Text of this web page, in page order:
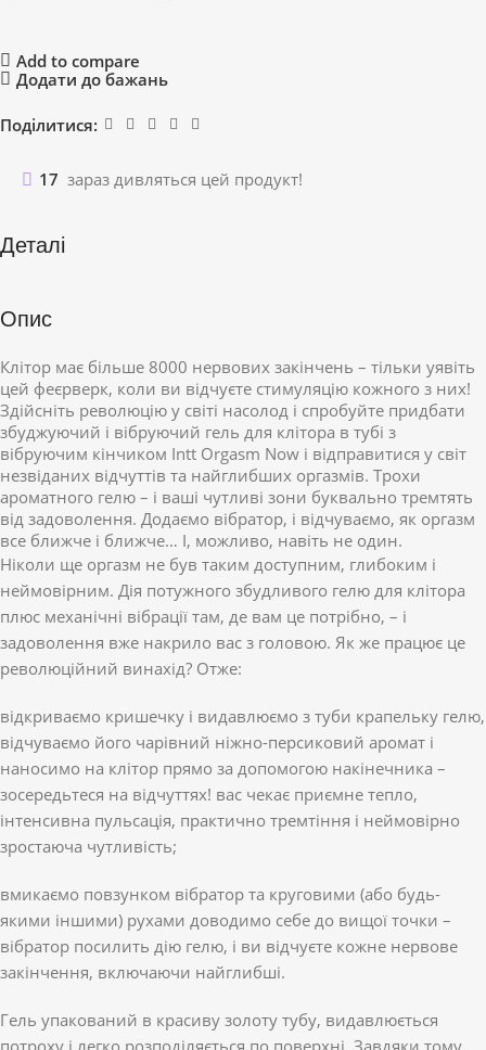
Add to compare
Додати до бажань
Поділитися:
17 зараз дивляться цей продукт!
Деталі
Опис
Клітор має більше 8000 нервових закінчень – тільки уявіть
цей феєрверк, коли ви відчуєте стимуляцію кожного з них!
Здійсніть революцію у світі насолод і спробуйте придбати
збуджуючий і вібруючий гель для клітора в тубі з
вібруючим кінчиком Intt Orgasm Now і відправитися у світ
незвіданих відчуттів та найглибших оргазмів. Трохи
ароматного гелю – і ваші чутливі зони буквально тремтять
від задоволення. Додаємо вібратор, і відчуваємо, як оргазм
все ближче і ближче… І, можливо, навіть не один.
Ніколи ще оргазм не був таким доступним, глибоким і
неймовірним. Дія потужного збудливого гелю для клітора
плюс механічні вібрації там, де вам це потрібно, – і
задоволення вже накрило вас з головою. Як же працює це
революційний винахід? Отже:
відкриваємо кришечку і видавлюємо з туби крапельку гелю,
відчуваємо його чарівний ніжно-персиковий аромат і
наносимо на клітор прямо за допомогою накінечника –
зосередьтеся на відчуттях! вас чекає приємне тепло,
інтенсивна пульсація, практично тремтіння і неймовірно
зростаюча чутливість;
вмикаємо повзунком вібратор та круговими (або будь-
якими іншими) рухами доводимо себе до вищої точки –
вібратор посилить дію гелю, і ви відчуєте кожне нервове
закінчення, включаючи найглибші.
Гель упакований в красиву золоту тубу, видавлюється